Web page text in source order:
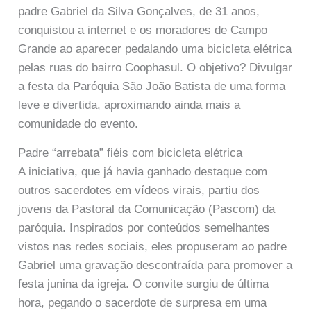
padre Gabriel da Silva Gonçalves, de 31 anos,
conquistou a internet e os moradores de Campo
Grande ao aparecer pedalando uma bicicleta elétrica
pelas ruas do bairro Coophasul. O objetivo? Divulgar
a festa da Paróquia São João Batista de uma forma
leve e divertida, aproximando ainda mais a
comunidade do evento.
Padre “arrebata” fiéis com bicicleta elétrica
A iniciativa, que já havia ganhado destaque com
outros sacerdotes em vídeos virais, partiu dos
jovens da Pastoral da Comunicação (Pascom) da
paróquia. Inspirados por conteúdos semelhantes
vistos nas redes sociais, eles propuseram ao padre
Gabriel uma gravação descontraída para promover a
festa junina da igreja. O convite surgiu de última
hora, pegando o sacerdote de surpresa em uma